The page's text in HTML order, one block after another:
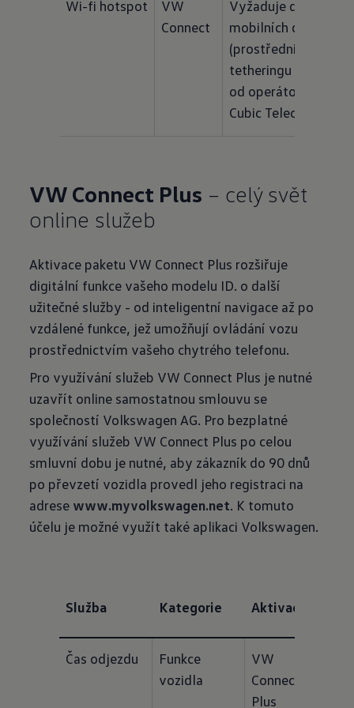
Wi-fi hotspot
VW
Connect
Vyžaduje další
mobilních data
(prostřednictvím
tetheringu nebo
od operátora
Cubic Telecom)
VW Connect Plus – celý svět
online služeb
Aktivace paketu VW Connect Plus rozšiřuje
digitální funkce vašeho modelu ID. o další
užitečné služby - od inteligentní navigace až po
vzdálené funkce, jež umožňují ovládání vozu
prostřednictvím vašeho chytrého telefonu.
Pro využívání služeb VW Connect Plus je nutné
uzavřít online samostatnou smlouvu se
společností Volkswagen AG. Pro bezplatné
využívání služeb VW Connect Plus po celou
smluvní dobu je nutné, aby zákazník do 90 dnů
po převzetí vozidla provedl jeho registraci na
adrese www.myvolkswagen.net. K tomuto
účelu je možné využít také aplikaci Volkswagen.
Služba Kategorie Aktivace
Čas odjezdu
Funkce
vozidla
VW
Connect
Plus